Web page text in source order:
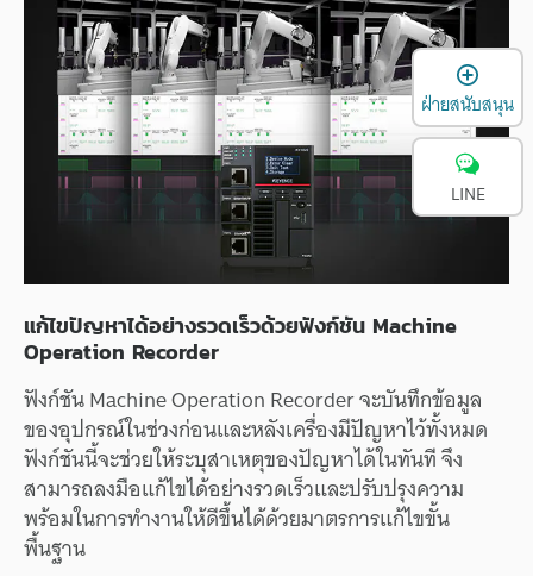
แก้ไขปัญหาได้อย่างรวดเร็วด้วยฟังก์ชัน Machine
Operation Recorder
ฟังก์ชันMachineOperationRecorderจะบันทึกข้อมูล
ของอุปกรณ์ในช่วงก่อนและหลังเครื่องมีปัญหาไว้ทั้งหมด
ฟังก์ชันนี้จะช่วยให้ระบุสาเหตุของปัญหาได้ในทันทีจึง
สามารถลงมือแก้ไขได้อย่างรวดเร็วและปรับปรุงความ
พร้อมในการทำงานให้ดีขึ้นได้ด้วยมาตรการแก้ไขขั้น
พื้นฐาน
ฝ่ายสนับสนุน
LINE